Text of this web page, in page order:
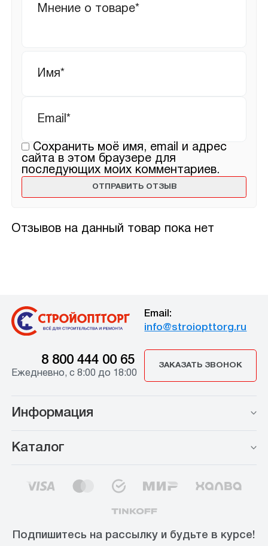
Отзывов на данный товар пока нет
отзыв
Сохранить моё имя, email и адрес
сайта в этом браузере для
последующих моих комментариев.
Email:
info@stroiopttorg.ru
8 800 444 00 65
Ежедневно, с 8:00 до 18:00
ЗАКАЗАТЬ ЗВОНОК
Информация
Каталог
Подпишитесь на рассылку и будьте в курсе!